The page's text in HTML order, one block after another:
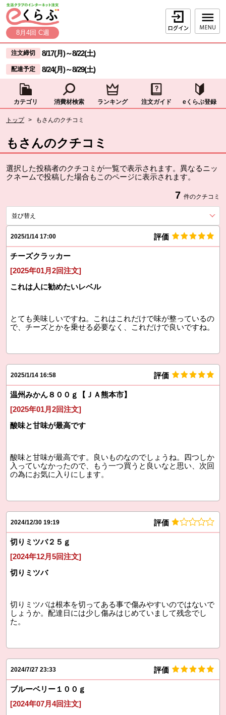
ページの先頭です。
本文へジャンプする。
8月4回 C週
ログイン
ここからサイト内共通メニューです。
サイト内共通メニューをスキップする
注文締切 8/17(月)～8/22(土)
配達予定 8/24(月)～8/29(土)
カテゴリ 消費材検索 ランキング 注文ガイド eくらぶ登録
トップ > もさんのクチコミ
もさんのクチコミ
選択した投稿者のクチコミが一覧で表示されます。異なるニッ
クネームで投稿した場合もこのページに表示されます。
7 件のクチコミ
並び替え
2025/1/14 17:00 評価
チーズクラッカー
[2025年01月2回注文]
これは人に勧めたいレベル
とても美味しいですね。これはこれだけで味が整っているの
で、チーズとかを乗せる必要なく、これだけで良いですね。
2025/1/14 16:58 評価
温州みかん８００ｇ【ＪＡ熊本市】
[2025年01月2回注文]
酸味と甘味が最高です
酸味と甘味が最高です。良いものなのでしょうね。四つしか
入っていなかったので、もう一つ買うと良いなと思い、次回
の為にお気に入りにします。
2024/12/30 19:19 評価
切りミツバ２５ｇ
[2024年12月5回注文]
切りミツバ
切りミツバは根本を切ってある事で傷みやすいのではないで
しょうか。配達日には少し傷みはじめていまして残念でし
た。
2024/7/27 23:33 評価
ブルーベリー１００ｇ
[2024年07月4回注文]